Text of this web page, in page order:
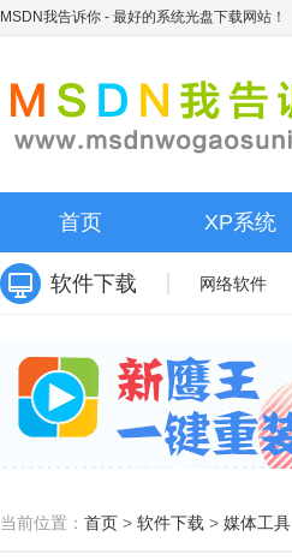
MSDN我告诉你 - 最好的系统光盘下载网站！
首页 XP系统
软件下载 网络软件
当前位置： 首页 > 软件下载 > 媒体工具